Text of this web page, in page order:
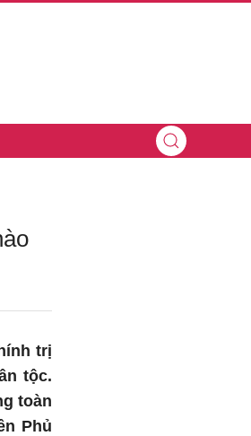
trị
tộc.
toàn
Phủ